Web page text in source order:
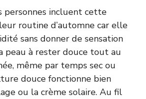
personnes incluent cette
routine d’automne car elle
sans donner de sensation
peau à rester douce tout au
même par temps sec ou
douce fonctionne bien
ou la crème solaire. Au fil